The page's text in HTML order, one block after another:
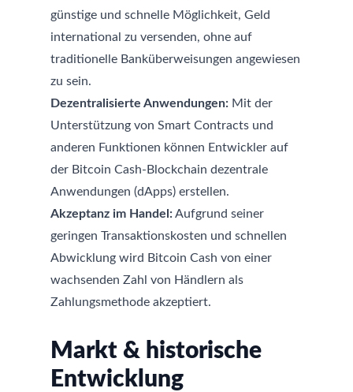
günstige und schnelle Möglichkeit, Geld
international zu versenden, ohne auf
traditionelle Banküberweisungen angewiesen
zu sein.
Dezentralisierte Anwendungen: Mit der
Unterstützung von Smart Contracts und
anderen Funktionen können Entwickler auf
der Bitcoin Cash-Blockchain dezentrale
Anwendungen (dApps) erstellen.
Akzeptanz im Handel:Aufgrund seiner
geringen Transaktionskosten und schnellen
Abwicklung wird Bitcoin Cash von einer
wachsenden Zahl von Händlern als
Zahlungsmethode akzeptiert.
Markt & historische
Entwicklung